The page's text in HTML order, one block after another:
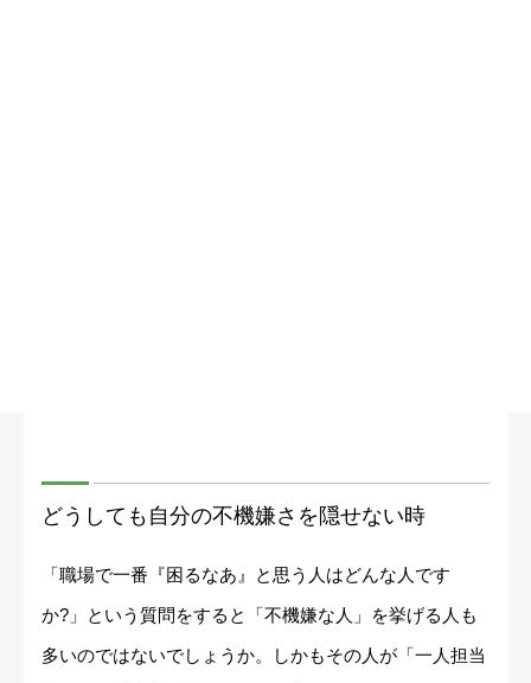
どうしても自分の不機嫌さを隠せない時
「職場で一番『困るなあ』と思う人はどんな人です
か?」という質問をすると「不機嫌な人」を挙げる人も
多いのではないでしょうか。しかもその人が「一人担当